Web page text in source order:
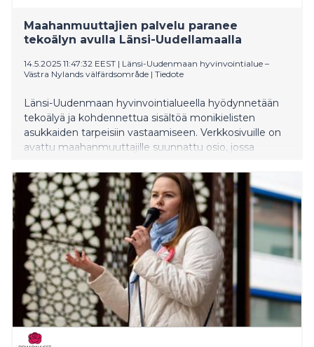
Maahanmuuttajien palvelu paranee
tekoälyn avulla Länsi-Uudellamaalla
14.5.2025 11:47:32 EEST | Länsi-Uudenmaan hyvinvointialue –
Västra Nylands välfärdsområde | Tiedote
Länsi-Uudenmaan hyvinvointialueella hyödynnetään
tekoälyä ja kohdennettua sisältöä monikielisten
asukkaiden tarpeisiin vastaamiseen. Verkkosivuille on
avattu maahanmuuttajille suunnattu osio, jossa
Lisäksi tekoäly kääntää hyvinvointialueen verkkosivut
11 eri kielelle ja tekoälytulkkausta kokeillaan
asiakaskohtaamisissa.